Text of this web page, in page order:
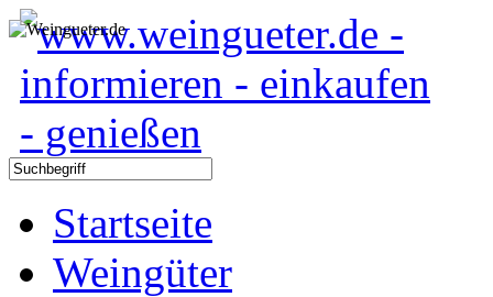
Startseite
Weingüter